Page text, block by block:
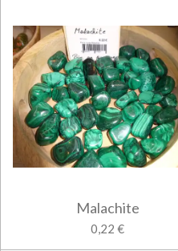
Malachite
0,22 €